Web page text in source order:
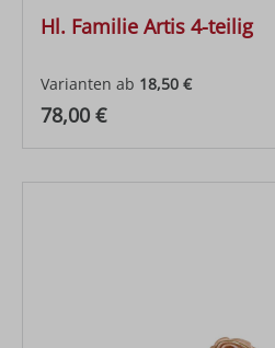
Hl. Familie Artis 4-teilig
Varianten ab 18,50 €
Regulärer Preis:
78,00 €